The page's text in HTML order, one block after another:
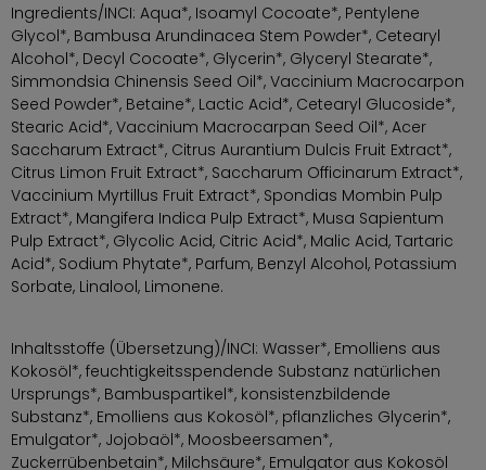
Ingredients/INCI: Aqua*, Isoamyl Cocoate*, Pentylene
Glycol*, Bambusa Arundinacea Stem Powder*, Cetearyl
Alcohol*, Decyl Cocoate*, Glycerin*, Glyceryl Stearate*,
Simmondsia Chinensis Seed Oil*, Vaccinium Macrocarpon
Seed Powder*, Betaine*, Lactic Acid*, Cetearyl Glucoside*,
Stearic Acid*, Vaccinium Macrocarpan Seed Oil*, Acer
Saccharum Extract*, Citrus Aurantium Dulcis Fruit Extract*,
Citrus Limon Fruit Extract*, Saccharum Officinarum Extract*,
Vaccinium Myrtillus Fruit Extract*, Spondias Mombin Pulp
Extract*, Mangifera Indica Pulp Extract*, Musa Sapientum
Pulp Extract*, Glycolic Acid, Citric Acid*, Malic Acid, Tartaric
Acid*, Sodium Phytate*, Parfum, Benzyl Alcohol, Potassium
Sorbate, Linalool, Limonene.
Inhaltsstoffe (Übersetzung)/INCI: Wasser*, Emolliens aus
Kokosöl*, feuchtigkeitsspendende Substanz natürlichen
Ursprungs*, Bambuspartikel*, konsistenzbildende
Substanz*, Emolliens aus Kokosöl*, pflanzliches Glycerin*,
Emulgator*, Jojobaöl*, Moosbeersamen*,
Zuckerrübenbetain*, Milchsäure*, Emulgator aus Kokosöl